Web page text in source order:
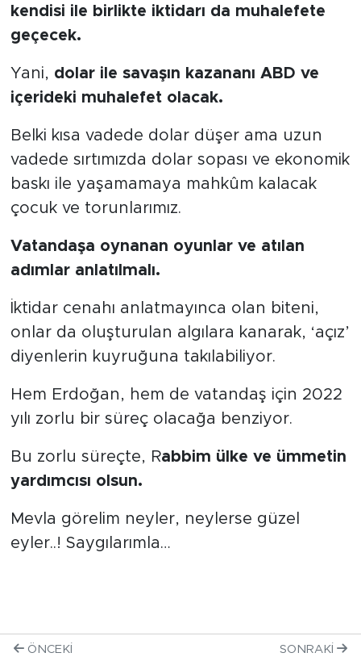
kendisi ile birlikte iktidarı da muhalefete
geçecek.
Yani, dolar ile savaşın kazananı ABD ve
içerideki muhalefet olacak.
Belki kısa vadede dolar düşer ama uzun
vadede sırtımızda dolar sopası ve ekonomik
baskı ile yaşamamaya mahkûm kalacak
çocuk ve torunlarımız.
Vatandaşa oynanan oyunlar ve atılan
adımlar anlatılmalı.
İktidar cenahı anlatmayınca olan biteni,
onlar da oluşturulan algılara kanarak, ‘açız’
diyenlerin kuyruğuna takılabiliyor.
Hem Erdoğan, hem de vatandaş için 2022
yılı zorlu bir süreç olacağa benziyor.
Bu zorlu süreçte, Rabbim ülke ve ümmetin
yardımcısı olsun.
Mevla görelim neyler, neylerse güzel
eyler..! Saygılarımla…
ÖNCEKI SONRAKI